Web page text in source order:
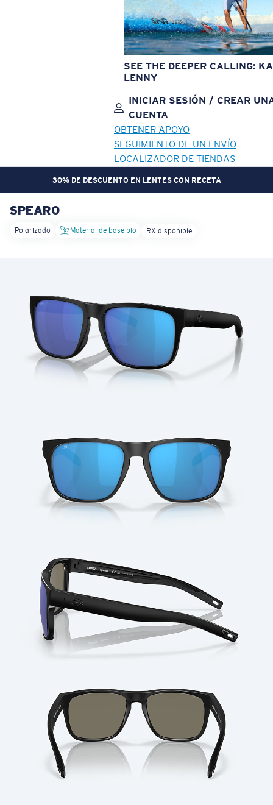
SEE THE DEEPER CALLING:
LENNY
INICIAR SESIÓN / CREAR
CUENTA
OBTENER APOYO
SEGUIMIENTO DE UN ENVÍO
LOCALIZADOR DE TIENDAS
30% DE DESCUENTO EN LENTES CON RECETA
OBJETIVO ACTUALIZADO
Precio: Sin cargo
Cantidad:
SPEARO
Polarizado Material de base bio RX disponible